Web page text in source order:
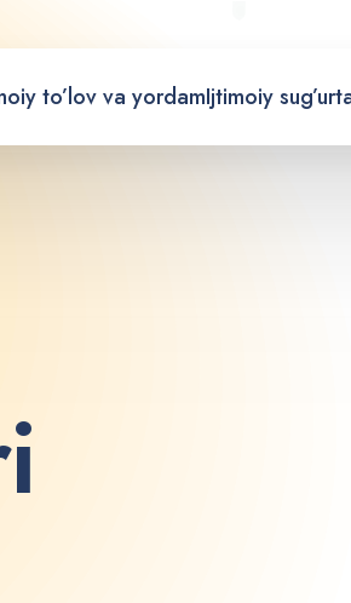
to’lov va yordamIjtimoiy
i